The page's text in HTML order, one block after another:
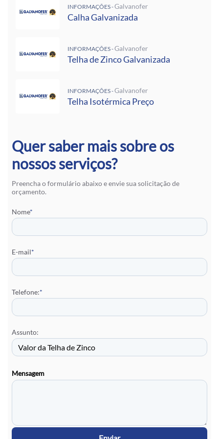
INFORMAÇÕES -Galvanofer
Calha Galvanizada
INFORMAÇÕES -Galvanofer
Telha de Zinco Galvanizada
INFORMAÇÕES -Galvanofer
Telha Isotérmica Preço
Quer saber mais sobre os
nossos serviços?
Preencha o formulário abaixo e envie sua solicitação de
orçamento.
Nome*
E-mail*
Telefone:*
Assunto:
Mensagem